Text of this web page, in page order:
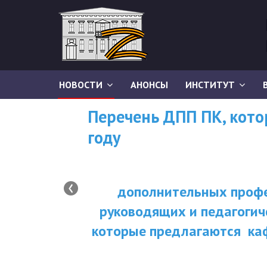
НОВОСТИ АНОНСЫ ИНСТИТУТ
Перечень ДПП ПК,
году
дополнительных
руководящих и
которые предлагаются
‹